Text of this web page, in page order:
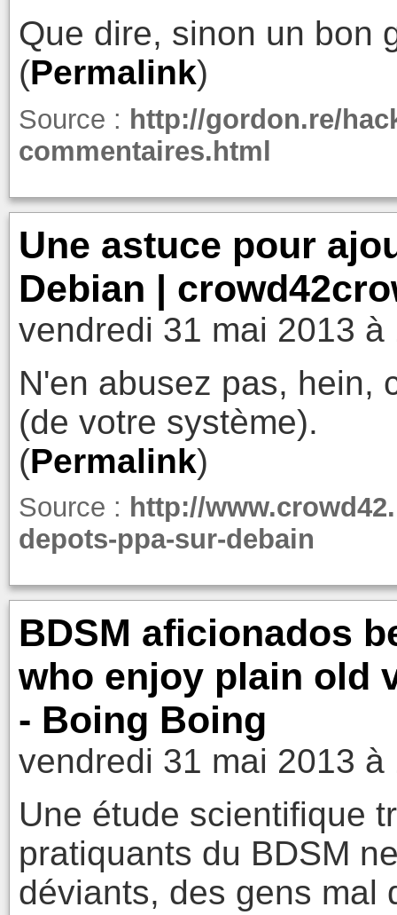
Que dire, sinon un bon
(Permalink)
Source : http://gordon.re/
commentaires.html
Une astuce pour
Debian |
vendredi 31 mai 2013 à
N'en abusez pas, hein,
(de votre système).
(Permalink)
Source : http://
depots-ppa-sur-debain
BDSM aficionados
who enjoy plain old
- Boing Boing
vendredi 31 mai 2013 à
Une étude scientifique
pratiquants du BDSM
déviants, des gens mal